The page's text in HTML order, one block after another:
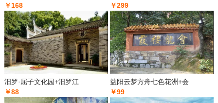
￥168
￥299
汨罗·屈子文化园+汨罗江
￥88
益阳云梦方舟七色花洲+会
￥99